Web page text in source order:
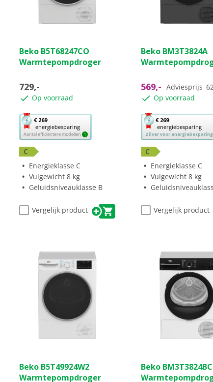
van
de
sterren.
Beko B5T68247CO
Warmtepompdroger
729,-
Op voorraad
€ 269
energiebesparing
Aantal efficiëntere modellen 1
Met
deze
knop
opent
Youreko’s
tool
voor
C
Energieklasse C
Vulgewicht 8 kg
Geluidsniveauklasse B
Vergelijk product
van
de
sterren.
Beko BM3T3824A
569,- Adviesprijs
Op voorraad
€ 269
energiebesparing
Zilver voor energiebesparing
Met
deze
knop
opent
Youreko’s
tool
voor
C
Energieklasse C
Vulgewicht 8 kg
Vergelijk product
van
de
Beko B5T49924W2
Warmtepompdroger
van
de
Beko BM3T3824BC